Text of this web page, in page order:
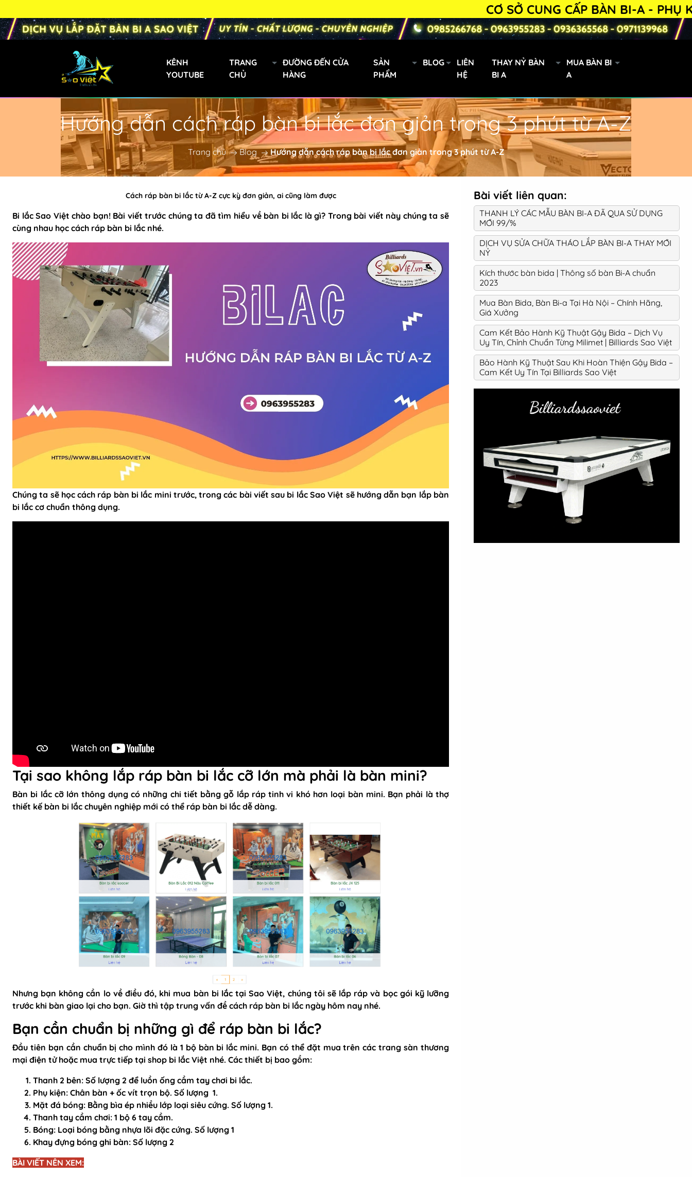
CƠ SỞ CUNG CẤP BÀN BI-A - PHỤ
KÊNH
YOUTUBE
TRANG
CHỦ
ĐƯỜNG ĐẾN CỬA
HÀNG
SẢN
PHẨM
Bàn Bi-a Phăng
Bàn Bida Phăng Mini
Bàn Bi-a Gia Đình
Bàn Bi-a Trẻ Em
Bàn Bi-a Liên Doanh
Gậy bi a xách tay
Cơ Bida Predator
Gậy Fury
Bàn Bi-a 9019 lướt
Vải nỉ trải bàn Bi-a
Quấn chỉ cơ bida
Bo đầu cơ bida
Phụ kiện BiDa
Nơ Bi A
Bàn bi lắc văn phòng
Phụ kiện bàn bi lắc
Bàn bi lắc gia đình
Bàn bi lắc cũ
BLOG
LIÊN
HỆ
THAY NỶ BÀN
BI A
MUA BÀN BI
A
Hướng dẫn cách ráp bàn bi lắc đơn giản trong 3 phút từ A-Z
Trang chủ Blog Hướng dẫn cách ráp bàn bi lắc đơn giản trong 3 phút từ A-Z
Cách ráp bàn bi lắc từ A-Z cực kỳ đơn giản, ai cũng làm được
Bi lắc Sao Việt chào bạn! Bài viết trước chúng ta đã tìm hiểu về bàn bi lắc là gì? Trong bài viết này chúng ta sẽ
cùng nhau học cách ráp bàn bi lắc nhé.
Chúng ta sẽ học cách ráp bàn bi lắc mini trước, trong các bài viết sau bi lắc Sao Việt sẽ hướng dẫn bạn lắp bàn
bi lắc cơ chuẩn thông dụng.
Tại sao không lắp ráp bàn bi lắc cỡ lớn mà phải là bàn mini?
Bàn bi lắc cỡ lớn thông dụng có những chi tiết bằng gỗ lắp ráp tinh vi khó hơn loại bàn mini. Bạn phải là thợ
thiết kế bàn bi lắc chuyên nghiệp mới có thể ráp bàn bi lắc dễ dàng.
Nhưng bạn không cần lo về điều đó, khi mua bàn bi lắc tại Sao Việt, chúng tôi sẽ lắp ráp và bọc gói kỹ lưỡng
trước khi bàn giao lại cho bạn. Giờ thì tập trung vấn đề cách ráp bàn bi lắc ngày hôm nay nhé.
Bạn cần chuẩn bị những gì để ráp bàn bi lắc?
Đầu tiên bạn cần chuẩn bị cho mình đó là 1 bộ bàn bi lắc mini. Bạn có thể đặt mua trên các trang sàn thương
mại điện tử hoặc mua trực tiếp tại shop bi lắc Việt nhé. Các thiết bị bao gồm:
Thanh 2 bên: Số lượng 2 để luồn ống cầm tay chơi bi lắc.
Phụ kiện: Chân bàn + ốc vít trọn bộ. Số lượng 1.
Mặt đá bóng: Bằng bìa ép nhiều lớp loại siêu cứng. Số lượng 1.
Thanh tay cầm chơi: 1 bộ 6 tay cầm.
Bóng: Loại bóng bằng nhựa lõi đặc cứng. Số lượng 1
Khay đựng bóng ghi bàn: Số lượng 2
BÀI VIẾT NÊN XEM:
Bài viết liên quan:
THANH LÝ CÁC MẪU BÀN BI-A ĐÃ QUA SỬ DỤNG
MỚI 99/%
DỊCH VỤ SỬA CHỮA THÁO LẮP BÀN BI-A THAY MỚI
NỶ
Kích thước bàn bida | Thông số bàn Bi-A chuẩn
2023
Mua Bàn Bida, Bàn Bi-a Tại Hà Nội – Chính Hãng,
Giá Xưởng
Cam Kết Bảo Hành Kỹ Thuật Gậy Bida – Dịch Vụ
Uy Tín, Chỉnh Chuẩn Từng Milimet | Billiards Sao Việt
Bảo Hành Kỹ Thuật Sau Khi Hoàn Thiện Gậy Bida –
Cam Kết Uy Tín Tại Billiards Sao Việt